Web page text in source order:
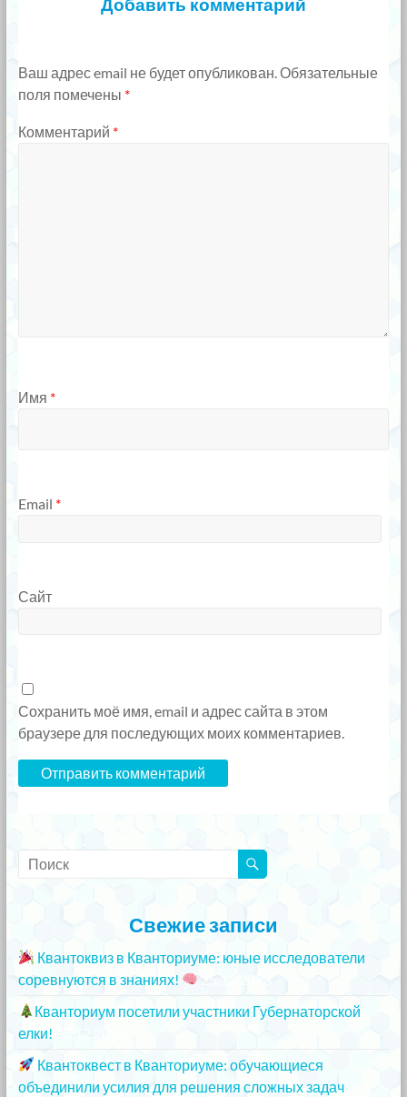
Добавить комментарий
Ваш адрес email не будет опубликован. Обязательные
поля помечены *
Комментарий *
Имя *
Email *
Сайт
Сохранить моё имя, email и адрес сайта в этом
браузере для последующих моих комментариев.
Свежие записи
Квантоквиз в Кванториуме: юные исследователи
соревнуются в знаниях!
25.12.2023
Кванториум посетили участники Губернаторской
елки!
Квантоквест в Кванториуме: обучающиеся
объединили усилия для решения сложных задач